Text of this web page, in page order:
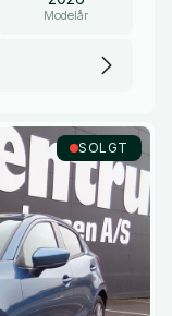
Modelår
SOLGT